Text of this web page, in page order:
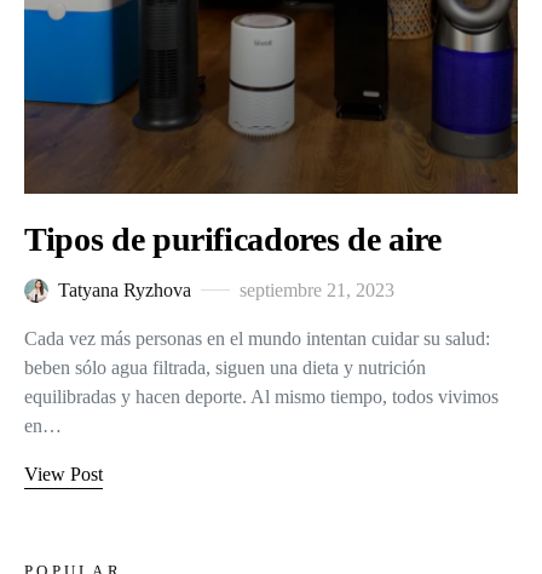
Tipos de purificadores de aire
Tatyana Ryzhova septiembre 21, 2023
Cada vez más personas en el mundo intentan cuidar su salud:
beben sólo agua filtrada, siguen una dieta y nutrición
equilibradas y hacen deporte. Al mismo tiempo, todos vivimos
en…
View Post